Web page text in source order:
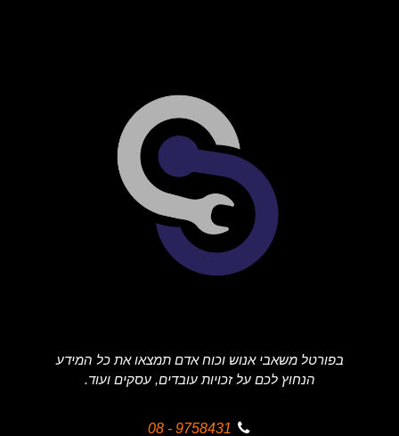
בפורטל משאבי אנוש וכוח אדם תמצאו את כל המידע
הנחוץ לכם על זכויות עובדים, עסקים ועוד.
9758431 - 08